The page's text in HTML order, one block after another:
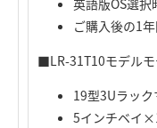
英語版OS選
ご購入後の1
■LR-31T10モデル
19型3Uラッ
5インチベイ